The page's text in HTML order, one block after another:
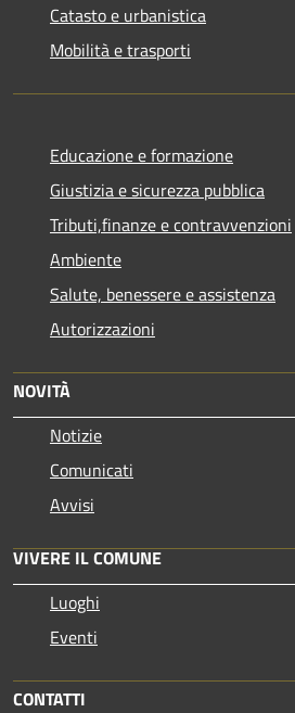
Catasto e urbanistica
Mobilità e trasporti
Educazione e formazione
Giustizia e sicurezza pubblica
Tributi,finanze e contravvenzioni
Ambiente
Salute, benessere e assistenza
Autorizzazioni
NOVITÀ
Notizie
Comunicati
Avvisi
VIVERE IL COMUNE
Luoghi
Eventi
CONTATTI